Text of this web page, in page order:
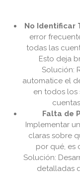
No Identificar
error
todas las
Esto deja
Solución:
automatice el
en todos los
Falta de
Implementar
claras sobre
por qué, es
Solución:
detalladas